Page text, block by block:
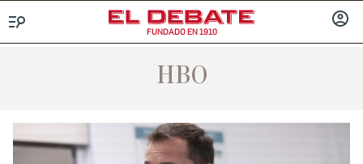
FUNDADO EN 1910
HBO